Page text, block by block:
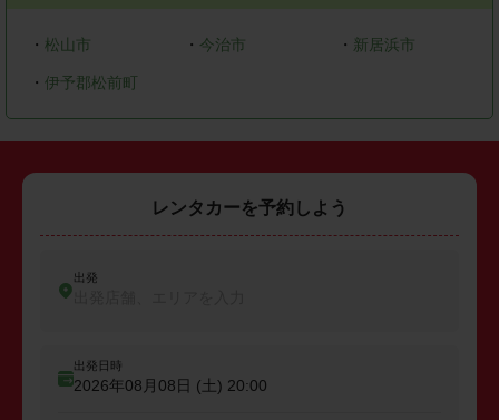
・ 松山市 ・ 今治市 ・ 新居浜市
・ 伊予郡松前町
レンタカーを予約しよう
出発
出発日時
2026年08月08日 (土) 20:00